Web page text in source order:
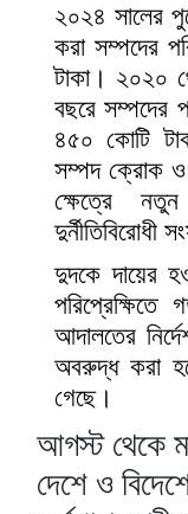
২০২৪ সালের
করা সম্পদের
টাকা। ২০২০
বছরে সম্পদের
৪৫০ কোটি
সম্পদ ক্রোক ও
ক্ষেত্রে
দুর্নীতিবিরোধী
দুদকে দায়ের
আদালতের
অবরুদ্ধ করা
গেছে।
আগস্ট থেকে
দেশে ও